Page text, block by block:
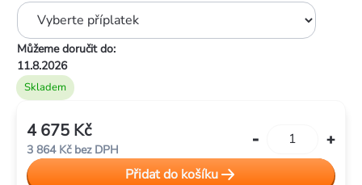
Skladem
Můžeme doručit do:
11.8.2026
4 675 Kč
3 864 Kčbez DPH
cena:
Přidat do košíku